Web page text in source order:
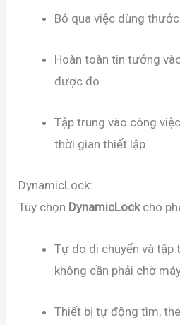
Bỏ qua việc dùng thước
Hoàn toàn tin tưởng
được đo.
Tập trung vào công
thời gian thiết lập.
DynamicLock:
Tùy chọn DynamicLockcho
Tự do di chuyển và tập
không cần phải chờ
Thiết bị tự động tìm,